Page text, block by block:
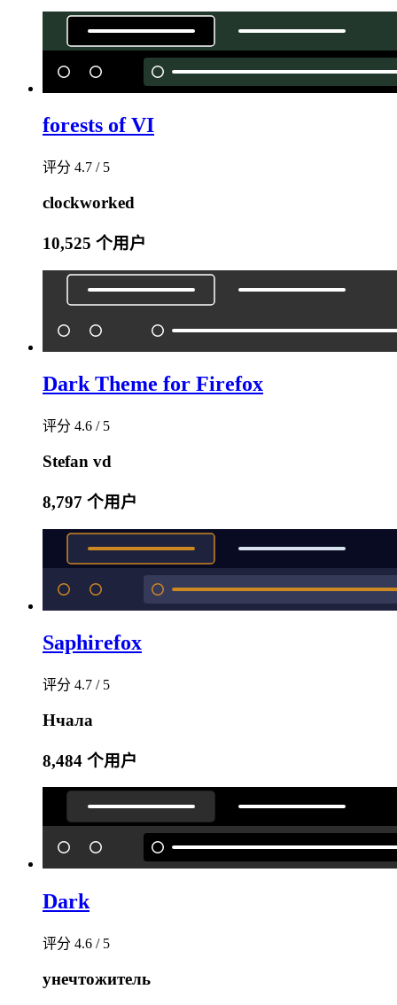
forests of VI
评分 4.7 / 5
clockworked
10,525 个用户
Dark Theme for Firefox
评分 4.6 / 5
Stefan vd
8,797 个用户
Saphirefox
评分 4.7 / 5
Нчала
8,484 个用户
Dark
评分 4.6 / 5
унечтожитель